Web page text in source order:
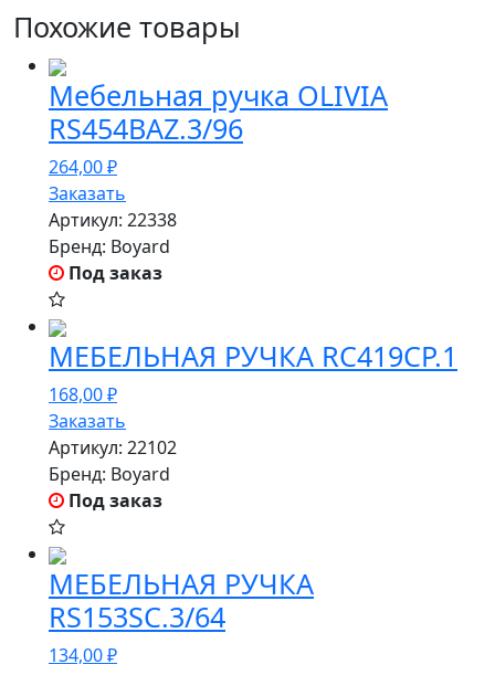
Похожие товары
Мебельная ручка OLIVIA
RS454BAZ.3/96
264,00₽
Заказать
Артикул: 22338
Бренд: Boyard
Под заказ
МЕБЕЛЬНАЯ РУЧКА RC419CP.1
168,00₽
Заказать
Артикул: 22102
Бренд: Boyard
Под заказ
МЕБЕЛЬНАЯ РУЧКА
RS153SC.3/64
134,00₽